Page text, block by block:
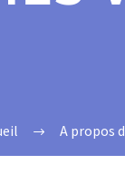
A propos